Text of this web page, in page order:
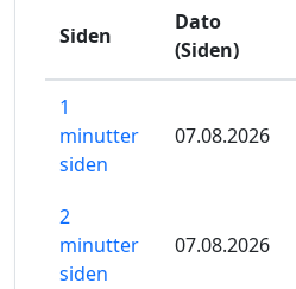
Siden
Dato
(Siden)
1
minutter
siden
07.08.2026
2
minutter
siden
07.08.2026